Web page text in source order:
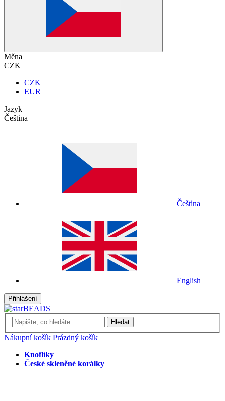
Měna
CZK
CZK
EUR
Jazyk
Čeština
Čeština
English
Přihlášení
Hledat
Nákupní košík Prázdný košík
Knoflíky
České skleněné korálky